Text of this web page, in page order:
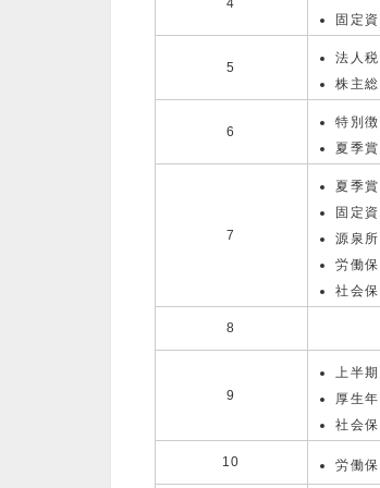
固定
5
法人
株主
6
特別
夏季
7
夏季
固定
源泉
労働
社会
8
9
上半
厚生
社会
10 労働